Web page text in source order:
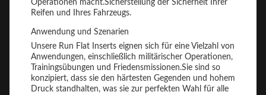
Operationen macht.Sicherstellung der Sicherheit Ihrer
Reifen und Ihres Fahrzeugs.
Anwendung und Szenarien
Unsere Run Flat Inserts eignen sich für eine Vielzahl von
Anwendungen, einschließlich militärischer Operationen,
Trainingsübungen und Friedensmissionen.Sie sind so
konzipiert, dass sie den härtesten Gegenden und hohem
Druck standhalten, was sie zur perfekten Wahl für alle